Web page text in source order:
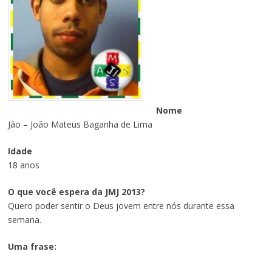
Nome
Jão – João Mateus Baganha de Lima
Idade
18 anos
O que você espera da JMJ 2013?
Quero poder sentir o Deus jovem entre nós durante essa
semana.
Uma frase: